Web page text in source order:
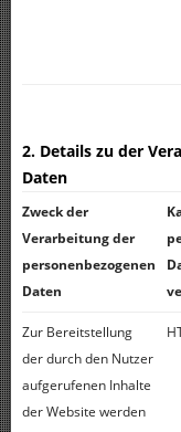
2. Details zu der
Daten
Zweck der
Verarbeitung der
personenbezogenen
Daten
Zur Bereitstellung
der durch den Nutzer
aufgerufenen Inhalte
der Website werden